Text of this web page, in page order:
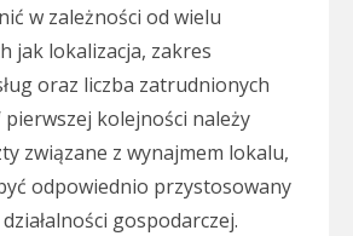
w zależności od wielu
jak lokalizacja, zakres
oraz liczba zatrudnionych
kolejności należy
związane z wynajmem lokalu,
odpowiednio przystosowany
gospodarczej.